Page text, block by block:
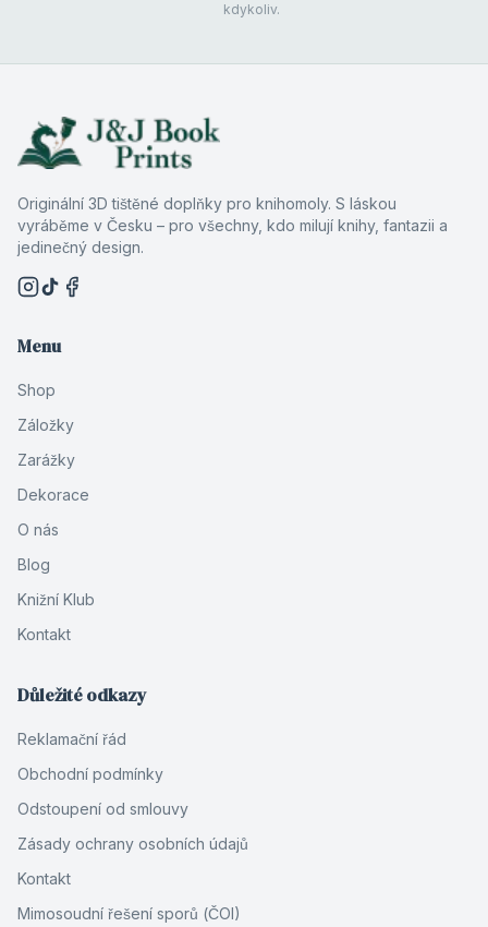
kdykoliv.
Originální 3D tištěné doplňky pro knihomoly. S láskou
vyráběme v Česku – pro všechny, kdo milují knihy, fantazii a
jedinečný design.
Menu
Shop
Záložky
Zarážky
Dekorace
O nás
Blog
Knižní Klub
Kontakt
Důležité odkazy
Reklamační řád
Obchodní podmínky
Odstoupení od smlouvy
Zásady ochrany osobních údajů
Kontakt
Mimosoudní řešení sporů (ČOI)